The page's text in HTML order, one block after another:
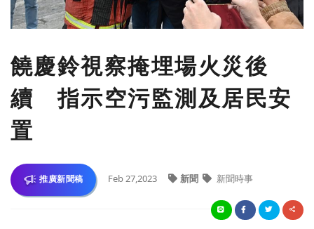
饒慶鈴視察掩埋場火災後
續 指示空污監測及居民安
置
推廣新聞稿 Feb 27,2023 新聞 新聞時事